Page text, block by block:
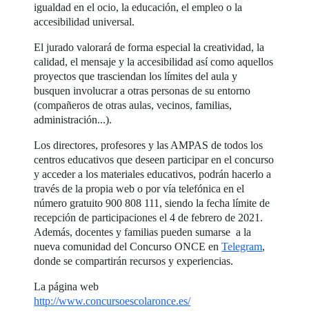
igualdad en el ocio, la educación, el empleo o la
accesibilidad universal.
El jurado valorará de forma especial la creatividad, la
calidad, el mensaje y la accesibilidad así como aquellos
proyectos que trasciendan los límites del aula y
busquen involucrar a otras personas de su entorno
(compañeros de otras aulas, vecinos, familias,
administración...).
Los directores, profesores y las AMPAS de todos los
centros educativos que deseen participar en el concurso
y acceder a los materiales educativos, podrán hacerlo a
través de la propia web o por vía telefónica en el
número gratuito 900 808 111, siendo la fecha límite de
recepción de participaciones el 4 de febrero de 2021.
Además, docentes y familias pueden sumarse a la
nueva comunidad del Concurso ONCE enTelegram,
donde se compartirán recursos y experiencias.
La página web
http://www.concursoescolaronce.es/